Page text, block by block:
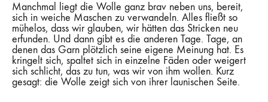
IST
ABER
WIR
SIE
LIEBEN
Manchmal liegt die Wolle ganz brav neben uns, bereit,
sich in weiche Maschen zu verwandeln. Alles fließt so
mühelos, dass wir glauben, wir hätten das Stricken neu
erfunden. Und dann gibt es die anderen Tage. Tage, an
denen das Garn plötzlich seine eigene Meinung hat. Es
kringelt sich, spaltet sich in einzelne Fäden oder weigert
sich schlicht, das zu tun, was wir von ihm wollen. Kurz
gesagt: die Wolle zeigt sich von ihrer launischen Seite.